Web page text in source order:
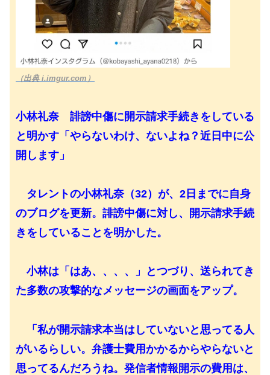
（出典 i.imgur.com）
小林礼奈 誹謗中傷に開示請求手続きをしている
と明かす「やらないわけ、ないよね？近日中に公
開します」
タレントの小林礼奈（32）が、2日までに自身
のブログを更新。誹謗中傷に対し、開示請求手続
きをしていることを明かした。
小林は「はあ、、、、」とつづり、送られてき
た多数の攻撃的なメッセージの画面をアップ。
「私が開示請求本当はしていないと思ってる人
がいるらしい。弁護士費用かかるからやらないと
思ってるんだろうね。発信者情報開示の費用は、